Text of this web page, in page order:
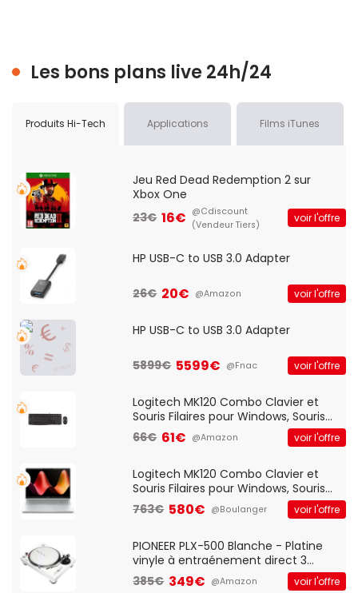
Les bons plans live 24h/24
Produits Hi-Tech Applications Films iTunes
Jeu Red Dead Redemption 2 sur
Xbox One
23€ 16€ @Cdiscount
(Vendeur Tiers)
voir l'offre
HP USB-C to USB 3.0 Adapter
26€ 20€ @Amazon voir l'offre
HP USB-C to USB 3.0 Adapter
5899€ 5599€ @Fnac voir l'offre
Logitech MK120 Combo Clavier et
Souris Filaires pour Windows, Souris
Optique Filaire, Connexion USB Plug
And Play, Confortable, Taille
QWERTY UK - Noir
66€ 61€ @Amazon voir l'offre
Logitech MK120 Combo Clavier et
Souris Filaires pour Windows, Souris
Optique Filaire, Connexion USB Plug
And Play, Confortable, Taille
QWERTY UK - Noir
763€ 580€ @Boulanger voir l'offre
PIONEER PLX-500 Blanche - Platine
vinyle à entraénement direct 3
vitesses (33-45-78 trs/min) avec
pre-ampli intégré et port USB
385€ 349€ @Amazon voir l'offre